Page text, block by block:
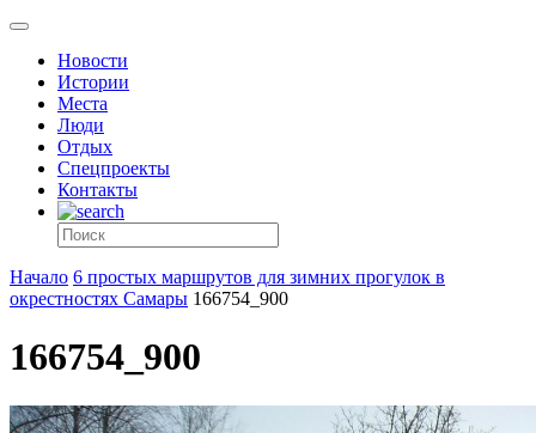
Новости
Истории
Места
Люди
Отдых
Спецпроекты
Контакты
Начало 6 простых маршрутов для зимних прогулок в
окрестностях Самары 166754_900
166754_900